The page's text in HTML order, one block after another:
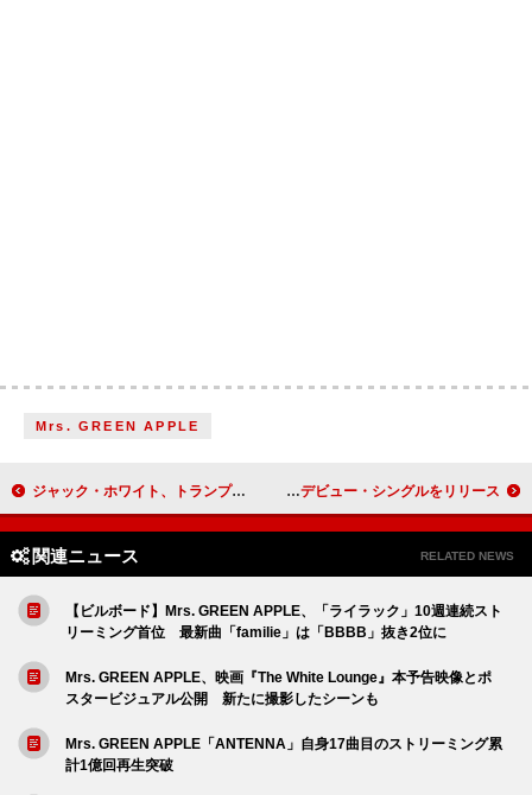
Mrs. GREEN APPLE
ジャック・ホワイト、トランプ陣営を訴えると宣言 「俺の音楽を使おうなんて思うな」 マネスキンのヴィクトリア、アニッタとコラボしたデビュー・シングルをリリース
関連ニュース RELATED NEWS
【ビルボード】Mrs. GREEN APPLE、「ライラック」10週連続スト
リーミング首位 最新曲「familie」は「BBBB」抜き2位に
Mrs. GREEN APPLE、映画『The White Lounge』本予告映像とポ
スタービジュアル公開 新たに撮影したシーンも
Mrs. GREEN APPLE「ANTENNA」自身17曲目のストリーミング累
計1億回再生突破